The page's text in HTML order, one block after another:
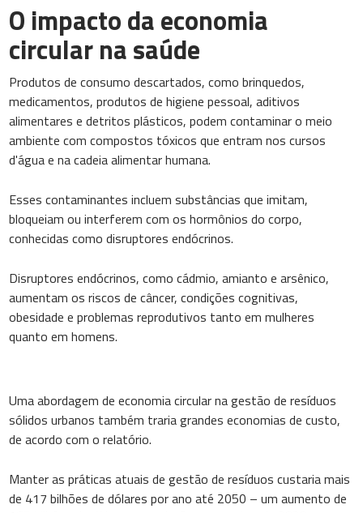
O impacto da economia
circular na saúde
Produtos de consumo descartados, como brinquedos,
medicamentos, produtos de higiene pessoal, aditivos
alimentares e detritos plásticos, podem contaminar o meio
ambiente com compostos tóxicos que entram nos cursos
d'água e na cadeia alimentar humana.
Esses contaminantes incluem substâncias que imitam,
bloqueiam ou interferem com os hormônios do corpo,
conhecidas como disruptores endócrinos.
Disruptores endócrinos, como cádmio, amianto e arsênico,
aumentam os riscos de câncer, condições cognitivas,
obesidade e problemas reprodutivos tanto em mulheres
quanto em homens.
Uma abordagem de economia circular na gestão de resíduos
sólidos urbanos também traria grandes economias de custo,
de acordo com o relatório.
Manter as práticas atuais de gestão de resíduos custaria mais
de 417 bilhões de dólares por ano até 2050 – um aumento de